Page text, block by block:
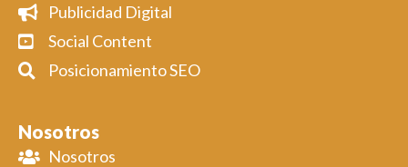
Publicidad Digital
Social Content
Posicionamiento SEO
Nosotros
Nosotros